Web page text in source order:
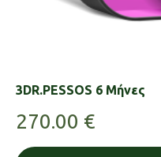
3DR.PESSOS 6 Μήνες
270.00 €